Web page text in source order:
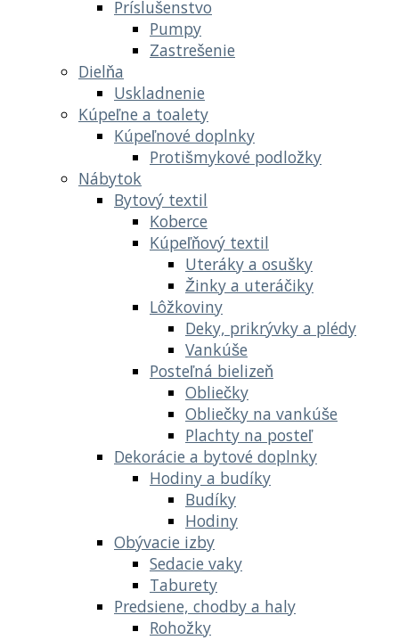
Príslušenstvo
Pumpy
Zastrešenie
Dielňa
Uskladnenie
Kúpeľne a toalety
Kúpeľnové doplnky
Protišmykové podložky
Nábytok
Bytový textil
Koberce
Kúpeľňový textil
Uteráky a osušky
Žinky a uteráčiky
Lôžkoviny
Deky, prikrývky a plédy
Vankúše
Posteľná bielizeň
Obliečky
Obliečky na vankúše
Plachty na posteľ
Dekorácie a bytové doplnky
Hodiny a budíky
Budíky
Hodiny
Obývacie izby
Sedacie vaky
Taburety
Predsiene, chodby a haly
Rohožky